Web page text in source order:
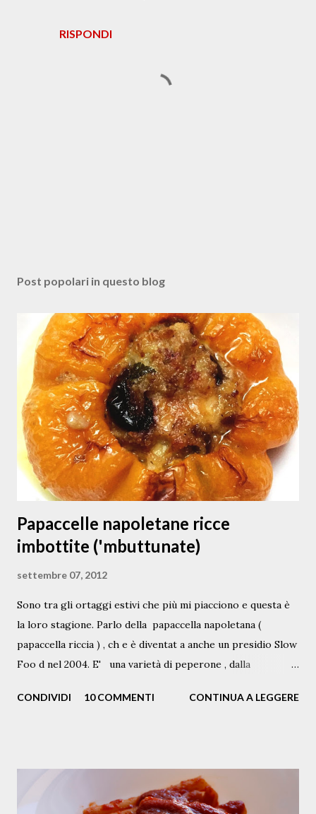
RISPONDI
s
c
m
e
n
o
Post popolari in questo blog
Papaccelle napoletane ricce
imbottite ('mbuttunate)
settembre 07, 2012
Sono tra gli ortaggi estivi che più mi piacciono e questa è
la loro stagione. Parlo della papaccella napoletana (
papaccella riccia ) , ch e è diventat a anche un presidio Slow
Foo d nel 2004. E' una varietà di peperone , dalla
verde e di rosso intenso o vinato, tipicamente coltivata
minestrina, in padella, stufate con olive e capperi, nella
cianfotta, con la pasta oppure crude nelle insalate, quando
CONDIVIDI 10 COMMENTI CONTINUA A LEGGERE